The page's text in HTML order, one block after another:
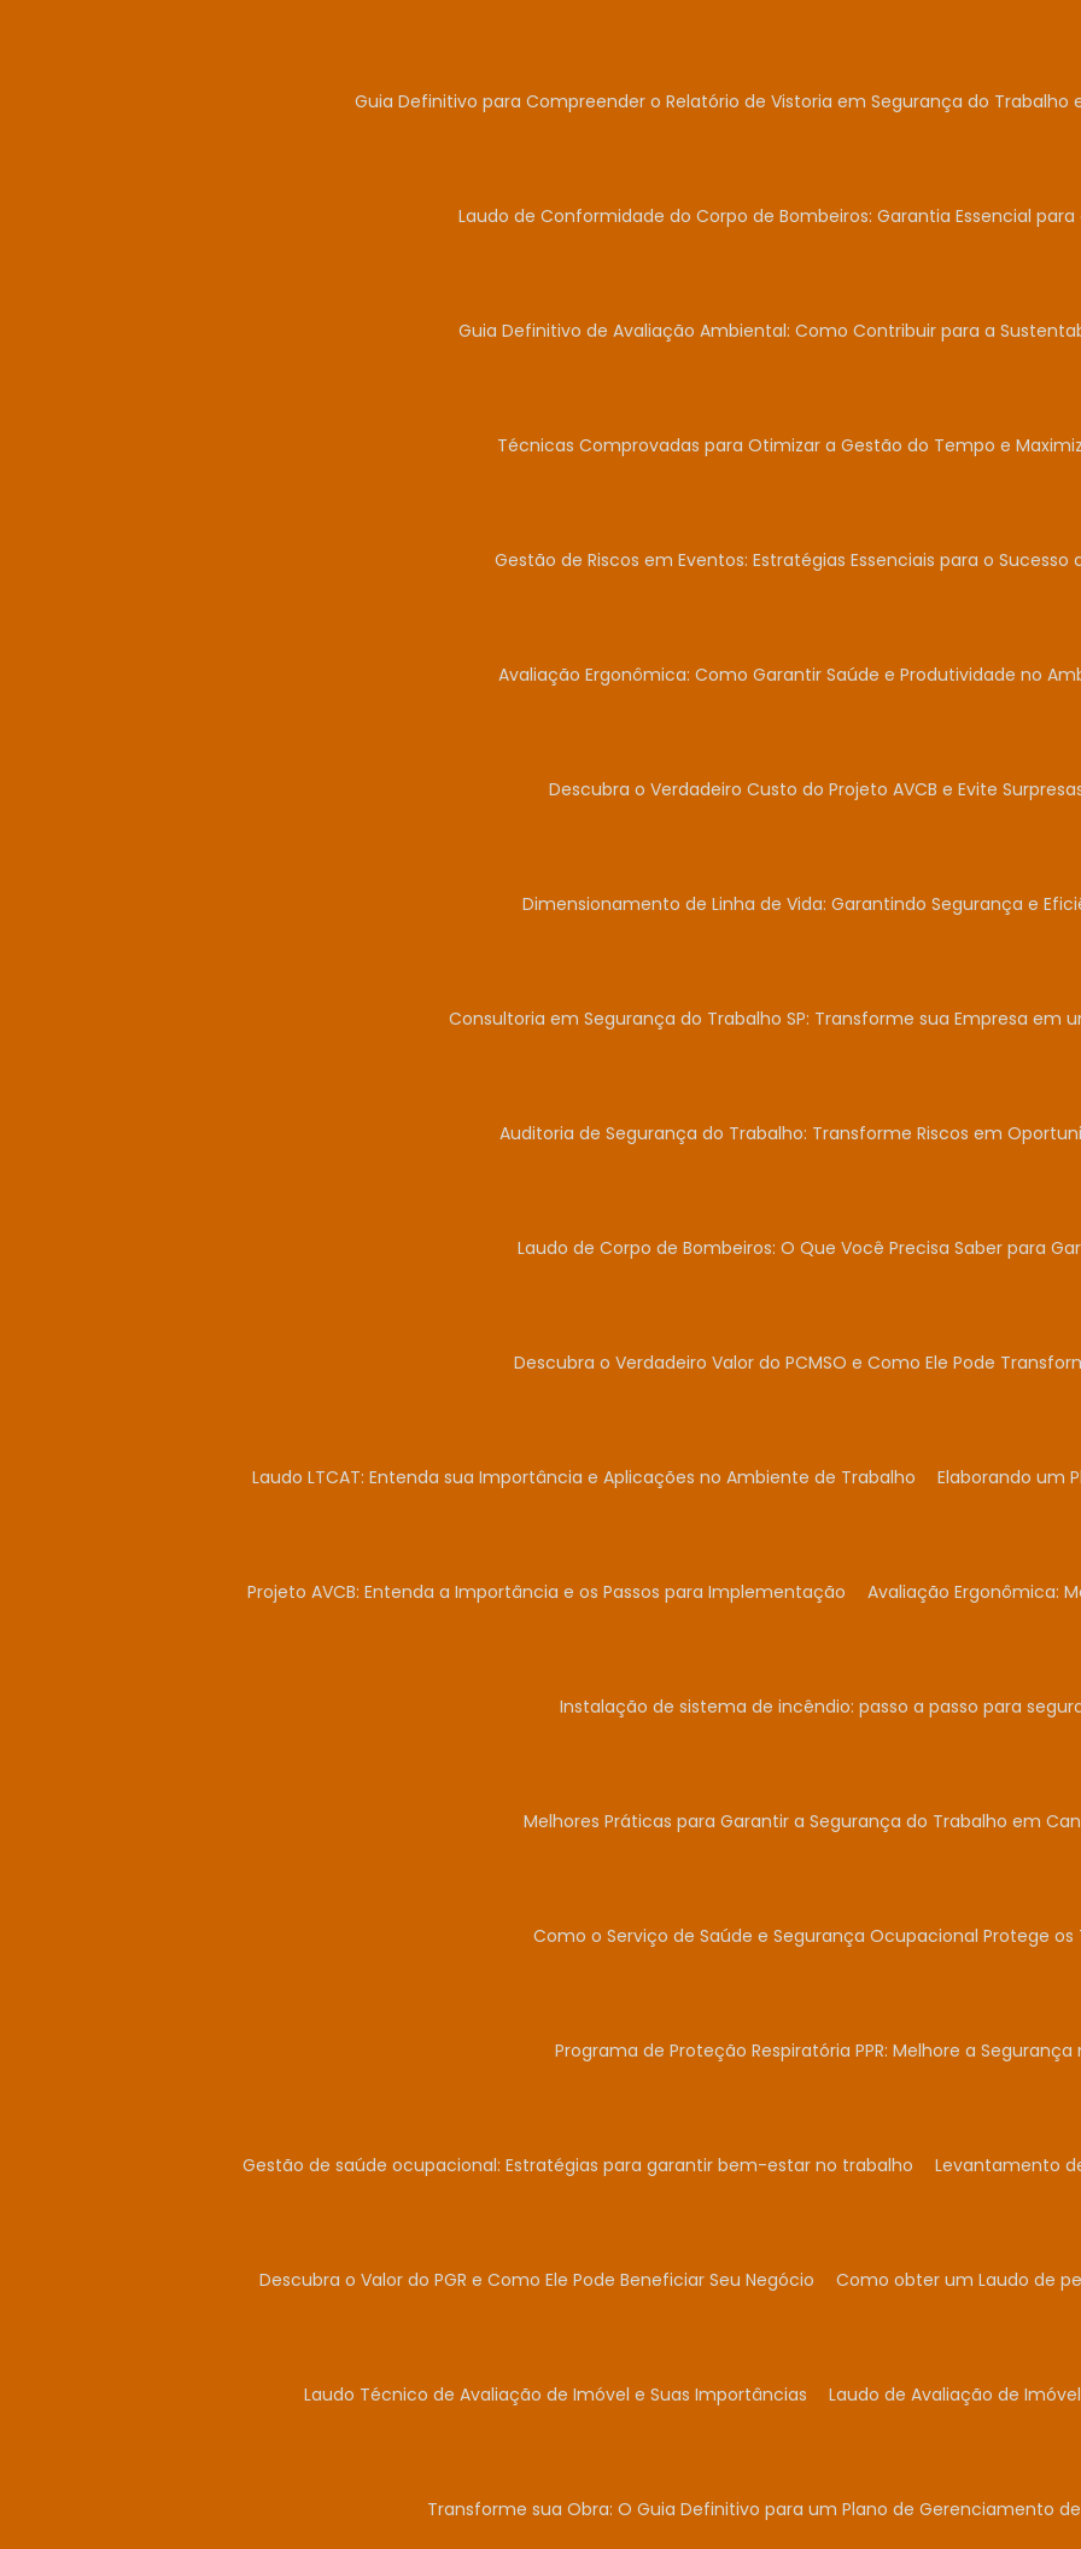
Guia Definitivo para Compreender o Relatório de Vistoria em Segurança do Trabalho
Laudo de Conformidade do Corpo de Bombeiros: Garantia Essencial
Guia Definitivo de Avaliação Ambiental: Como Contribuir para a
Técnicas Comprovadas para Otimizar a Gestão do Tempo e
Gestão de Riscos em Eventos: Estratégias Essenciais para o Sucesso
Avaliação Ergonômica: Como Garantir Saúde e Produtividade no
Descubra o Verdadeiro Custo do Projeto AVCB e Evite
Dimensionamento de Linha de Vida: Garantindo Segurança e
Consultoria em Segurança do Trabalho SP: Transforme sua Empresa em
Auditoria de Segurança do Trabalho: Transforme Riscos em
Laudo de Corpo de Bombeiros: O Que Você Precisa Saber para
Descubra o Verdadeiro Valor do PCMSO e Como Ele Pode
Laudo LTCAT: Entenda sua Importância e Aplicações no Ambiente de Trabalho Elaborando um
Projeto AVCB: Entenda a Importância e os Passos para Implementação Avaliação Ergonômica:
Instalação de sistema de incêndio: passo a passo para
Melhores Práticas para Garantir a Segurança do Trabalho em
Como o Serviço de Saúde e Segurança Ocupacional Protege os
Programa de Proteção Respiratória PPR: Melhore a
Gestão de saúde ocupacional: Estratégias para garantir bem-estar no trabalho Levantamento
Descubra o Valor do PGR e Como Ele Pode Beneficiar Seu Negócio Como obter um Laudo de
Laudo Técnico de Avaliação de Imóvel e Suas Importâncias Laudo de Avaliação de
Transforme sua Obra: O Guia Definitivo para um Plano de Gerenciamento